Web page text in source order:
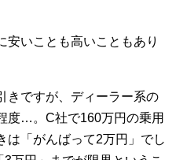
安いことも高いこともあり
きですが、ディーラー系の
度…。C社で160万円の乗用
は「がんばって2万円」でし